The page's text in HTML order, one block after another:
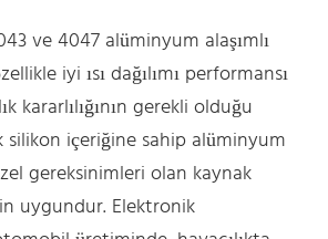
ve 4047 alüminyum alaşımlı
iyi ısı dağılımı performansı
kararlılığının gerekli olduğu
silikon içeriğine sahip alüminyum
gereksinimleri olan kaynak
uygundur. Elektronik